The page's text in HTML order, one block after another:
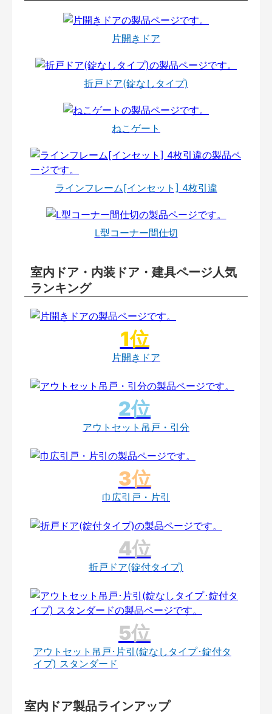
片開きドア
折戸ドア(錠なしタイプ)
ねこゲート
ラインフレーム[インセット] 4枚引違
L型コーナー間仕切
室内ドア・内装ドア・建具ページ人気
ランキング
片開きドア
アウトセット吊戸・引分
巾広引戸・片引
折戸ドア(錠付タイプ)
アウトセット吊戸･片引(錠なしタイプ･錠付タ
イプ) スタンダード
室内ドア製品ラインアップ